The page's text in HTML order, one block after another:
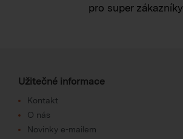
pro super zákazníky
Užitečné informace
Kontakt
O nás
Novinky e-mailem